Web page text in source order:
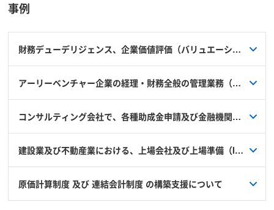
事例
財務デューデリジェンス、企業価値評価（バリュエーション）
財務デューデリジェンス、企業価値評価（バリュエーショ
ン）の実施
■ 実績や成果
財務デューデリジェンス、企業価値評価（バリュエーショ
ン）により、会社がM&Aすべきか否かの判断資料を提出。
社長、社内の各担当者と適切なコミュニケーションを構築
することにより様々な問題を解決。
アーリーベンチャー企業の経理・財務全般の管理業務（CFO業務）
アーリーベンチャー企業の経理・財務全般の管理業務
（CFO業務）
■ 実績や成果
アーリーベンチャー企業の経理・財務全般の管理業務の提
供。
コンサルティング会社で、各種助成金申請及び金融機関融資のための事業計画書の作成
コンサルティング会社で、各種助成金申請及び金融機関融
資のための事業計画書の作成
■ 実績や成果
各種助成金申請及び金融機関融資のため、ヒアリングをし
建設業及び不動産業における、上場会社及び上場準備（IPO)会社の社外監査役
建設業及び不動産業における、上場会社及び上場準備
（IPO)会社の社外監査役業務
原価計算制度 及び 連結会計制度 の構築支援について